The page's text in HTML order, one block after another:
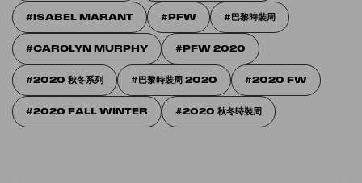
ISABEL MARANT​ PFW 巴黎時裝周
CAROLYN MURPHY PFW 2020
2020 秋冬系列 巴黎時裝周 2020 2020 FW
2020 FALL WINTER 2020 秋冬時裝周